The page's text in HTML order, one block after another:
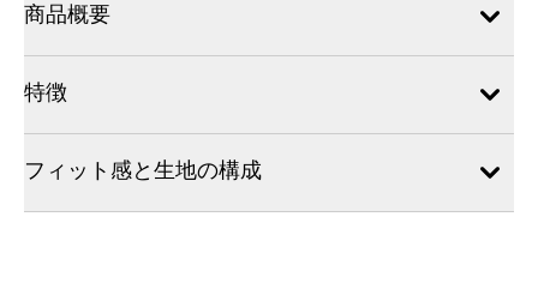
商品概要
特徴
フィット感と生地の構成